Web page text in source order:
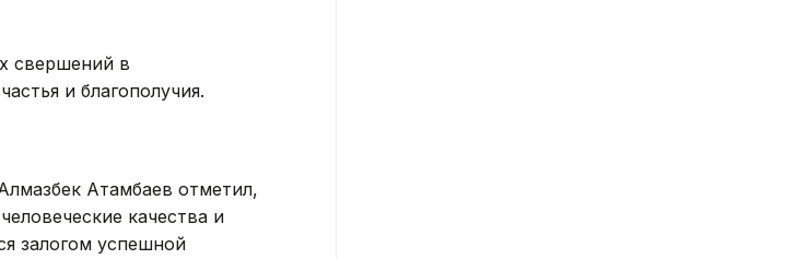
свершений в
и благополучия.
Атамбаев отметил,
качества и
залогом успешной